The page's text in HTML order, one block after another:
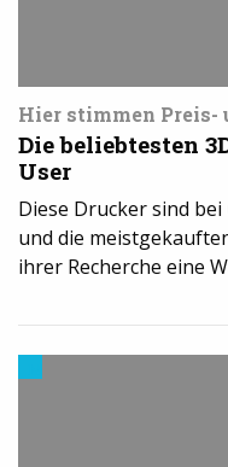
Hier stimmen Preis-
Die beliebtesten
User
Diese Drucker sind
und die
ihrer Recherche eine